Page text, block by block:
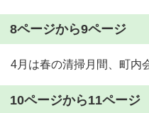
8ページから9ページ
4月は春の清掃月間、町内
10ページから11ページ